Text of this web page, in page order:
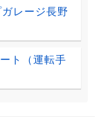
レージ長野
ト（運転手